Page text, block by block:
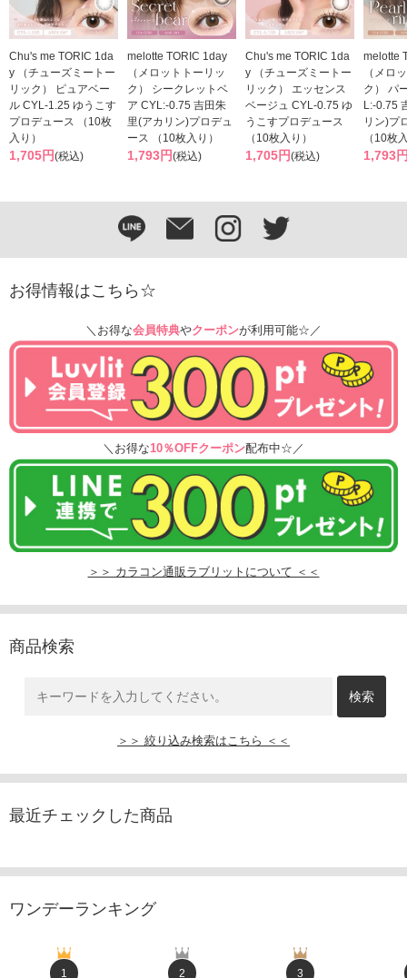
Chu's me TORIC 1da
y （チューズミートー
リック） ピュアベー
ル CYL-1.25 ゆうこす
プロデュース （10枚
入り）
1,705円(税込)
melotte TORIC 1day
（メロットトーリッ
ク） シークレットベ
ア CYL:-0.75 吉田朱
里(アカリン)プロデュ
ース （10枚入り）
1,793円(税込)
Chu's me TORIC 1da
y （チューズミートー
リック） エッセンス
ベージュ CYL-0.75 ゆ
うこすプロデュース
（10枚入り）
1,705円(税込)
melotte
（メロ
ク） パ
L:-0.75
リン)プ
（10枚
1,793
お得情報はこちら☆
＼お得な会員特典やクーポンが利用可能☆／
＼お得な10％OFFクーポン配布中☆／
＞＞ カラコン通販ラブリットについて ＜＜
商品検索
＞＞ 絞り込み検索はこちら ＜＜
最近チェックした商品
ワンデーランキング
1 2 3